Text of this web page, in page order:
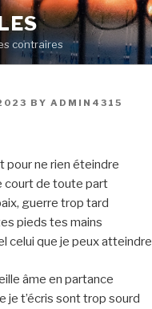
contraires
BY ADMIN4315
pour ne rien éteindre
court de toute part
guerre trop tard
pieds tes mains
celui que je peux atteindre
âme en partance
je t’écris sont trop sourd